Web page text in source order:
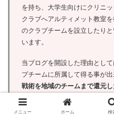
を持ち、大学生向けにクリニ
クラブへアルティメット教室
のクラブチームを設立したり
います。
当ブログを開設した理由とし
プチームに所属して得る事が出
戦術を地域のチームまで還元
最近では地区選抜等で戦術等
すが、そこに参加出来ていな
メニュー ホーム 検